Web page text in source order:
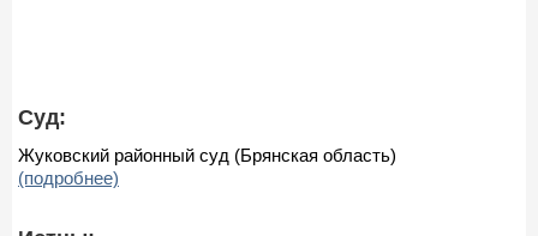
Суд:
Жуковский районный суд (Брянская область)
(подробнее)